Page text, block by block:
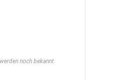
noch bekannt